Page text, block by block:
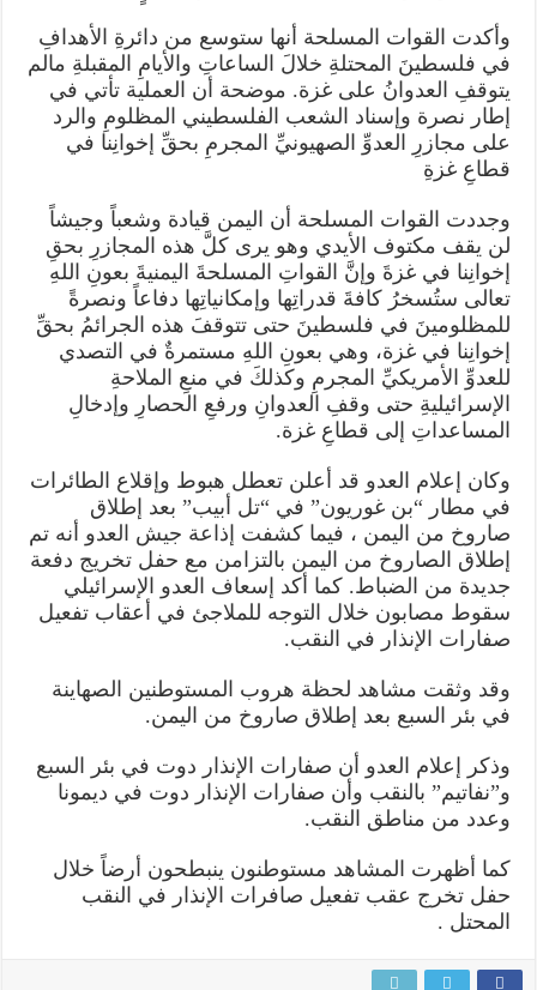
وأكدت القوات المسلحة أنها ستوسع من دائرةِ الأهدافِ
في فلسطينَ المحتلةِ خلالَ الساعاتِ والأيامِ المقبلةِ مالم
يتوقفِ العدوانُ على غزة. موضحة أن العملية تأتي في
إطار نصرة وإسناد الشعب الفلسطيني المظلومِ والرد
على مجازرِ العدوِّ الصهيونيِّ المجرمِ بحقِّ إخوانِنا في
قطاعِ غزةِ
وجددت القوات المسلحة أن اليمن قيادة وشعباً وجيشاً
لن يقف مكتوف الأيدي وهو يرى كلَّ هذه المجازرِ بحقِ
إخوانِنا في غزةَ وإنَّ القواتِ المسلحةَ اليمنيةَ بعونِ اللهِ
تعالى ستُسخرُ كافةَ قدراتِها وإمكانياتِها دفاعاً ونصرةً
للمظلومينَ في فلسطينَ حتى تتوقفَ هذه الجرائمُ بحقِّ
إخوانِنا في غزة، وهي بعونِ اللهِ مستمرةٌ في التصدي
للعدوِّ الأمريكيِّ المجرمِ وكذلكَ في منعِ الملاحةِ
الإسرائيليةِ حتى وقفِ العدوانِ ورفعِ الحصارِ وإدخالِ
المساعداتِ إلى قطاعِ غزة.
وكان إعلام العدو قد أعلن تعطل هبوط وإقلاع الطائرات
في مطار “بن غوريون” في “تل أبيب” بعد إطلاق
صاروخ من اليمن ، فيما كشفت إذاعة جيش العدو أنه تم
إطلاق الصاروخ من اليمن بالتزامن مع حفل تخريج دفعة
جديدة من الضباط. كما أكد إسعاف العدو الإسرائيلي
سقوط مصابون خلال التوجه للملاجئ في أعقاب تفعيل
صفارات الإنذار في النقب.
وقد وثقت مشاهد لحظة هروب المستوطنين الصهاينة
في بئر السبع بعد إطلاق صاروخ من اليمن.
وذكر إعلام العدو أن صفارات الإنذار دوت في بئر السبع
و”نفاتيم” بالنقب وأن صفارات الإنذار دوت في ديمونا
وعدد من مناطق النقب.
كما أظهرت المشاهد مستوطنون ينبطحون أرضاً خلال
حفل تخرج عقب تفعيل صافرات الإنذار في النقب
المحتل .